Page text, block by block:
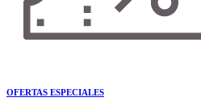
OFERTAS ESPECIALES